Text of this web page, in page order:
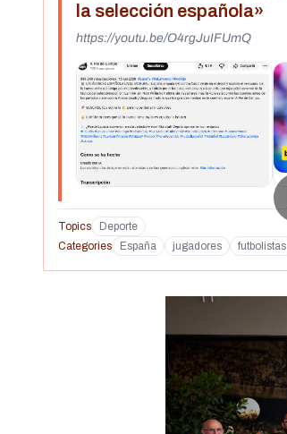
la selección española»
https://youtu.be/O4rgJuIFUmQ
Topics Deporte
Categories
España jugadores futbolistas